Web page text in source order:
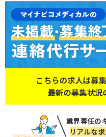
こちらの求人は募
最新の募集状況
業界専任の
リアルな